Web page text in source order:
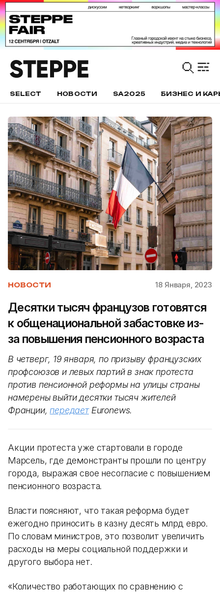
SELECT НОВОСТИ SA2025 БИЗНЕС И
НОВОСТИ 18 Января, 2023
Десятки тысяч французов готовятся
к общенациональной забастовке из-
за повышения пенсионного возраста
В четверг, 19 января, по призыву французских
профсоюзов и левых партий в знак протеста
против пенсионной реформы на улицы страны
намерены выйти десятки тысяч жителей
Франции,передаетEuronews.
Акции протеста уже стартовали в городе
Марсель, где демонстранты прошли по центру
города, выражая свое несогласие с повышением
пенсионного возраста.
Власти поясняют, что такая реформа будет
ежегодно приносить в казну десять млрд евро.
По словам министров, это позволит увеличить
расходы на меры социальной поддержки и
другого выбора нет.
«Количество работающих по сравнению с